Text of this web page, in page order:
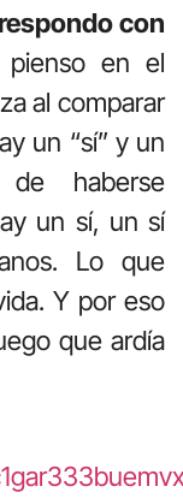
con
pienso en el
al comparar
un “sí” y un
haberse
un sí, un sí
Lo que
Y por eso
que ardía